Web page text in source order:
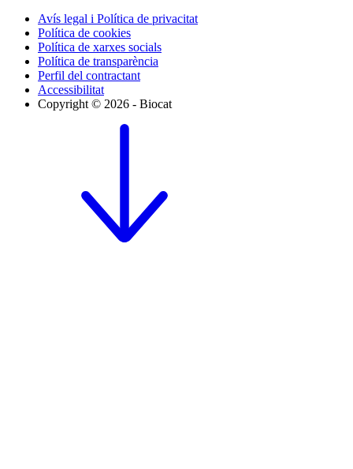
Avís legal i Política de privacitat
Política de cookies
Política de xarxes socials
Política de transparència
Perfil del contractant
Accessibilitat
Copyright © 2026 - Biocat